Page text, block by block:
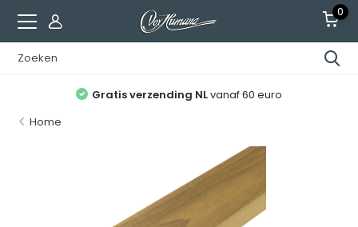
0
Gratis verzending NLvanaf 60 euro
Home